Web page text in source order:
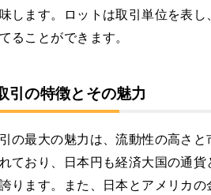
します。ロットは取引単位を表
ることができます。
引の特徴とその魅力
の最大の魅力は、流動性の高さ
ており、日本円も経済大国の通
ります。また、日本とアメリカ